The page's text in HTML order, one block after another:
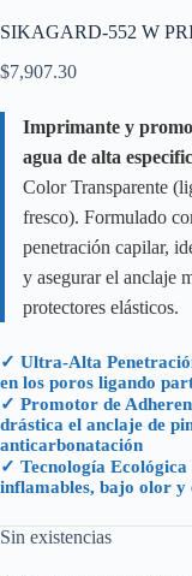
SIKAGARD-552 W
$7,907.30
Imprimante y
agua de alta
Color Transparente
fresco). Formulado
penetración capilar,
y asegurar el anclaje
protectores elásticos.
✓ Ultra-Alta
en los poros ligando
✓ Promotor de
drástica el anclaje de
anticarbonatación
✓ Tecnología Ecológica
inflamables, bajo olor y
Sin existencias